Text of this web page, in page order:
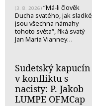
(3. 8. 2026) “Má-li člověk
Ducha svatého, jak sladké
jsou všechna námahy
tohoto světa“, říká svatý
Jan Maria Vianney…
Sudetský kapucín
v konfliktu s
nacisty: P. Jakob
LUMPE OFMCap